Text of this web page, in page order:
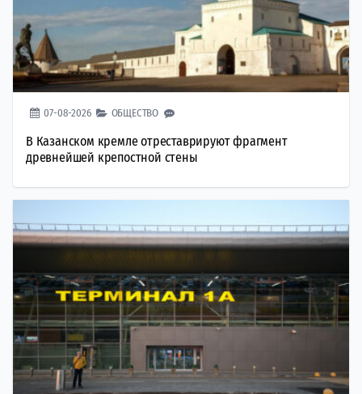
07-08-2026 ОБЩЕСТВО
В Казанском кремле отреставрируют фрагмент
древнейшей крепостной стены